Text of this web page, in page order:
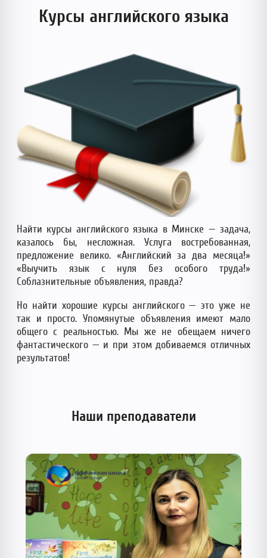
Курсы английского языка
Найти курсы английского языка в Минске — задача,
казалось бы, несложная. Услуга востребованная,
предложение велико. «Английский за два месяца!»
«Выучить язык с нуля без особого труда!»
Соблазнительные объявления, правда?
Но найти хорошие курсы английского — это уже не
так и просто. Упомянутые объявления имеют мало
общего с реальностью. Мы же не обещаем ничего
фантастического — и при этом добиваемся отличных
результатов!
Наши преподаватели